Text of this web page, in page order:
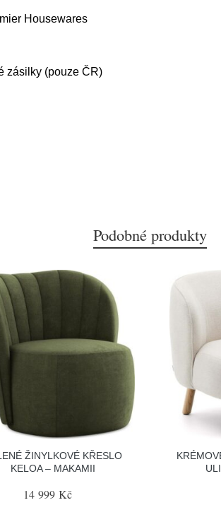
Housewares
zásilky (pouze ČR)
Podobné produkty
ŽINYLKOVÉ KŘESLO
KELOA – MAKAMII
14 999 Kč